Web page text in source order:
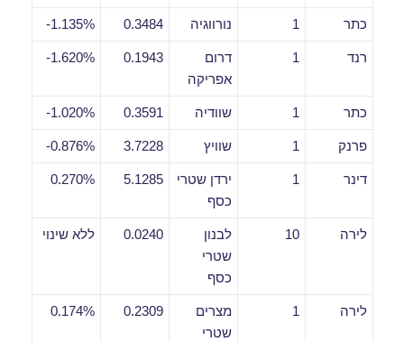
כתר 1 נורווגיה 0.3484
1.135%-
רנד 1
דרום
אפריקה
0.1943
1.620%-
כתר 1 שוודיה 0.3591
1.020%-
פרנק 1 שוויץ 3.7228
0.876%-
דינר 1
ירדן שטרי
כסף
5.1285
0.270%
לירה 10
לבנון
שטרי
כסף
0.0240 ללא שינוי
לירה 1
מצרים
שטרי
0.2309
0.174%